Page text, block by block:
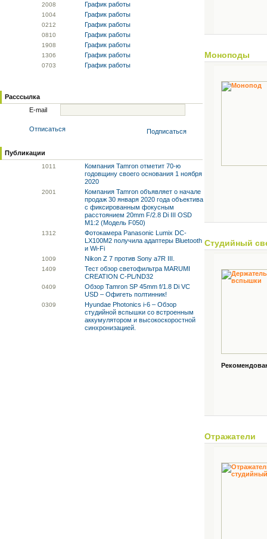
2008 График работы
1004 График работы
0212 График работы
0810 График работы
1908 График работы
1306 График работы
0703 График работы
Расссылка
E-mail
Отписаться Подписаться
Публикации
1011
Компания Tamron отметит 70-ю
годовщину своего основания 1 ноября
2020
2001
Компания Tamron объявляет о начале
продаж 30 января 2020 года объектива
с фиксированным фокусным
расстоянием 20mm F/2.8 Di III OSD
M1:2 (Модель F050)
1312
Фотокамера Panasonic Lumix DC-
LX100M2 получила адаптеры Bluetooth
и Wi-Fi
1009 Nikon Z 7 против Sony a7R III.
1409
Тест обзор светофильтра MARUMI
CREATION C-PL/ND32
0409
Обзор Tamron SP 45mm f/1.8 Di VC
USD – Офигеть полтинник!
0309
Hyundae Photonics i-6 – Обзор
студийной вспышки со встроенным
аккумулятором и высокоскоростной
синхронизацией.
Моноподы
Студийный
Отражатели